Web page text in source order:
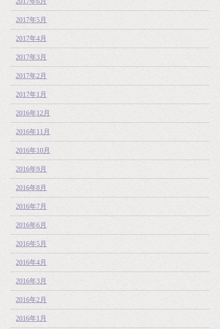
2017年5月
2017年4月
2017年3月
2017年2月
2017年1月
2016年12月
2016年11月
2016年10月
2016年9月
2016年8月
2016年7月
2016年6月
2016年5月
2016年4月
2016年3月
2016年2月
2016年1月